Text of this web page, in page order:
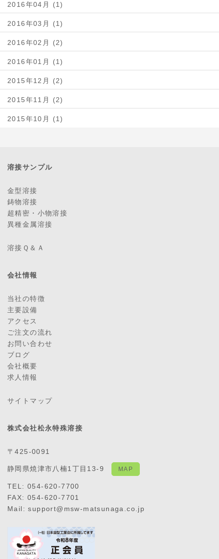
2016年04月 (1)
2016年03月 (1)
2016年02月 (2)
2016年01月 (1)
2015年12月 (2)
2015年11月 (2)
2015年10月 (1)
溶接サンプル
金型溶接
鋳物溶接
超精密・小物溶接
異種金属溶接
溶接Ｑ＆Ａ
会社情報
当社の特徴
主要設備
アクセス
ご注文の流れ
お問い合わせ
ブログ
会社概要
求人情報
サイトマップ
株式会社松永特殊溶接
〒425-0091
静岡県焼津市八楠1丁目13-9 MAP
TEL: 054-620-7700
FAX: 054-620-7701
Mail: support@msw-matsunaga.co.jp